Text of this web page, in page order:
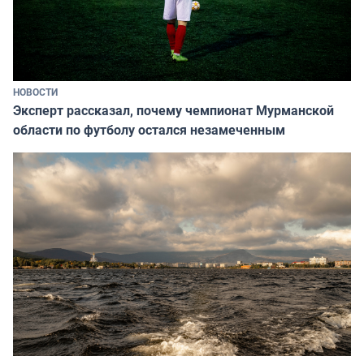
НОВОСТИ
Эксперт рассказал, почему чемпионат Мурманской
области по футболу остался незамеченным